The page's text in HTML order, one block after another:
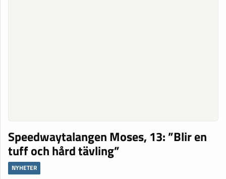
Speedwaytalangen Moses, 13: ”Blir en
tuff och hård tävling”
NYHETER